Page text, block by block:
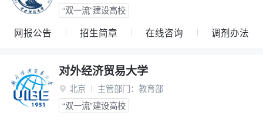
“双一流”建设高校
网报公告 招生简章 在线咨询 调剂办法
对外经济贸易大学
 北京 主管部门： 教育部
“双一流”建设高校